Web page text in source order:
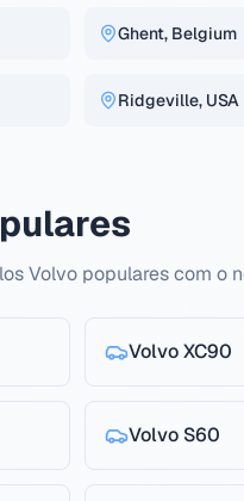
Ghent, Belgium
Ridgeville, USA
Volvo populares com o
Volvo XC90
Volvo S60